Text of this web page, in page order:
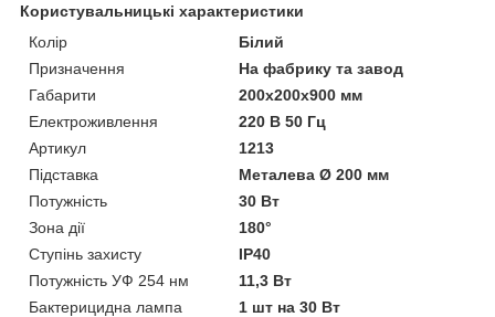
Користувальницькі характеристики
Колір
Білий
Призначення
На фабрику та завод
Габарити
200x200x900 мм
Електроживлення
220 В 50 Гц
Артикул
1213
Підставка
Металева Ø 200 мм
Потужність
30 Вт
Зона дії
180°
Ступінь захисту
IP40
Потужність УФ 254 нм
11,3 Вт
Бактерицидна лампа
1 шт на 30 Вт